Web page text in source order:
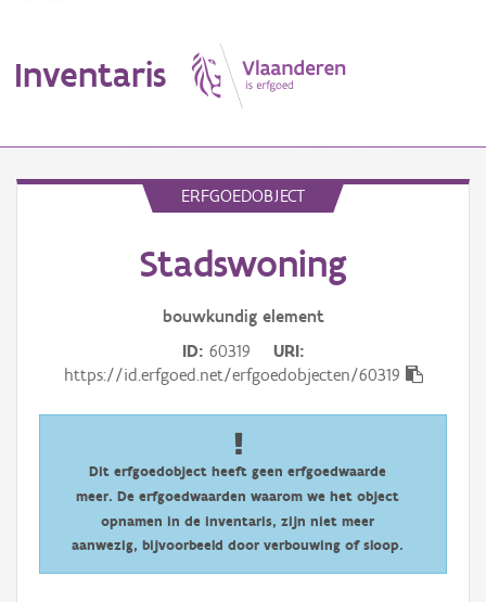
Inventaris
Persoon of collectief
Downloads
ERFGOEDOBJECT
Stadswoning
bouwkundig element
ID 60319
URI
https://id.erfgoed.net/erfgoedobjecten/60319
Dit erfgoedobject heeft geen erfgoedwaarde
meer. De erfgoedwaarden waarom we het object
opnamen in de inventaris, zijn niet meer
aanwezig, bijvoorbeeld door verbouwing of sloop.